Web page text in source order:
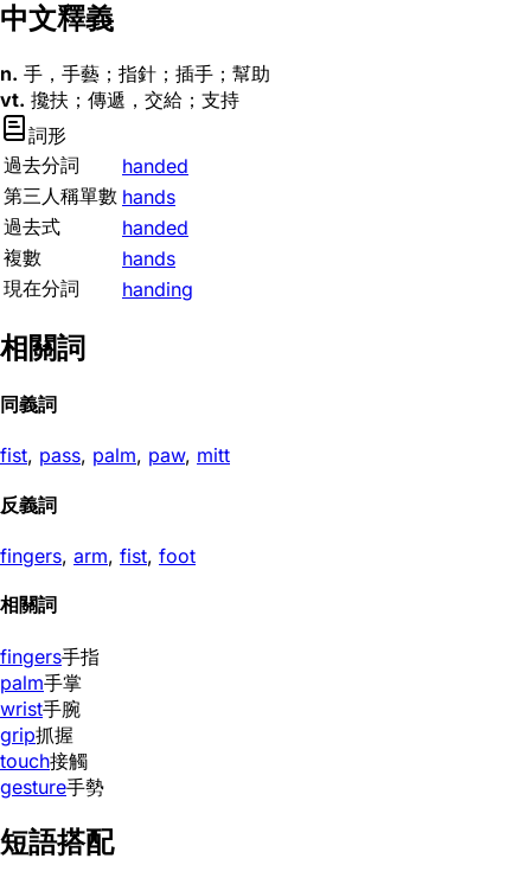
中文釋義
n. 手，手藝；指針；插手；幫助
vt. 攙扶；傳遞，交給；支持
詞形
過去分詞
handed
第三人稱單數 hands
過去式
handed
複數
hands
現在分詞
handing
相關詞
同義詞
fist, pass, palm, paw, mitt
反義詞
fingers, arm, fist, foot
相關詞
fingers手指
palm手掌
wrist手腕
grip抓握
touch接觸
gesture手勢
短語搭配